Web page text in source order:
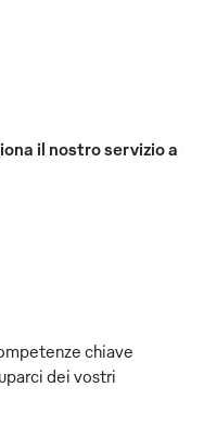
il nostro servizio a
chiave
dei vostri